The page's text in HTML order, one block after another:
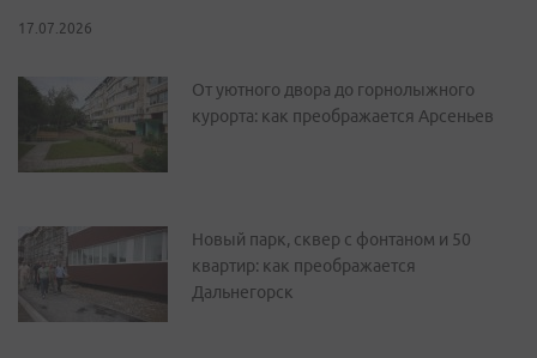
17.07.2026
От уютного двора до горнолыжного
курорта: как преображается Арсеньев
Новый парк, сквер с фонтаном и 50
квартир: как преображается
Дальнегорск